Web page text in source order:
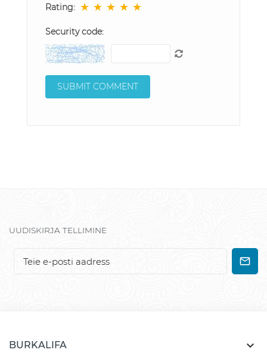
Rating: ★ ★ ★ ★ ★
Security code:
UUDISKIRJA TELLIMINE
BURKALIFA 